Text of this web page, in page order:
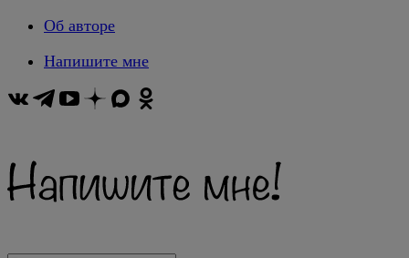
Об авторе
Напишите мне